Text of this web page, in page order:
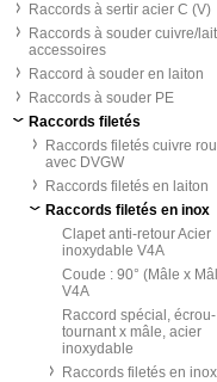
Raccords à sertir acier C (V)
Raccords à souder cuivre/
accessoires
Raccord à souder en laiton
Raccords à souder PE
Raccords filetés
Raccords filetés cuivre
avec DVGW
Raccords filetés en laiton
Raccords filetés en inox
Clapet anti-retour Acier
inoxydable V4A
Coude : 90° (Mâle x
V4A
Raccord spécial, écrou-
tournant x mâle, acier
inoxydable
Raccords filetés en inox